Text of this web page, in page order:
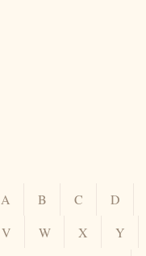
A B C D
V
W X Y